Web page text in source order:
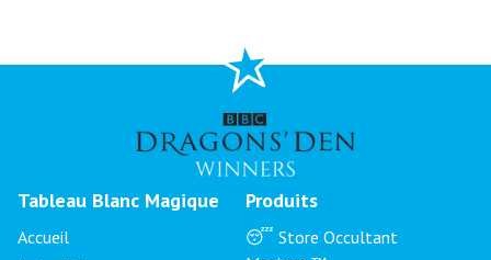
Tableau Blanc Magique
Accueil
Produits
😴 Store Occultant